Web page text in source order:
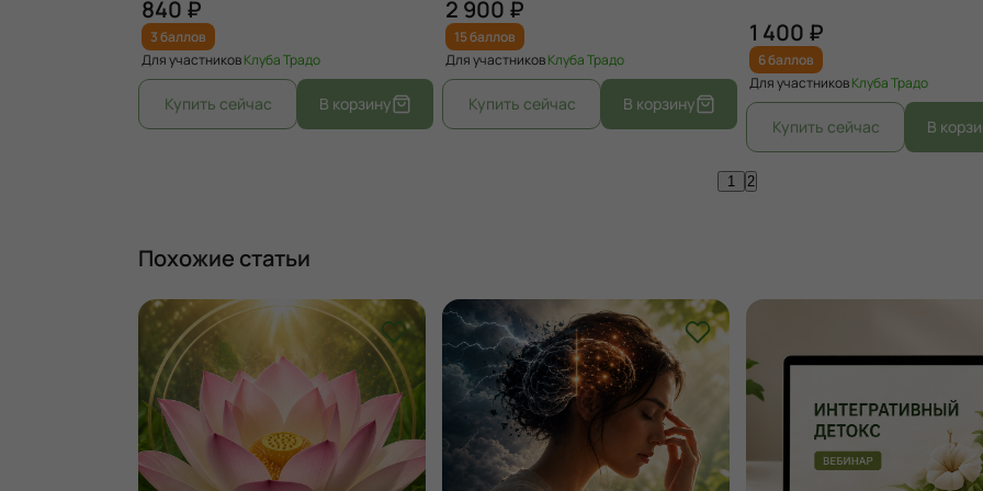
840 ₽
3 баллов
Для участниковКлуба Традо
2 900 ₽
15 баллов
Для участниковКлуба Традо
1 400 ₽
6 баллов
Для участниковКлуба Традо
1 2
Похожие статьи